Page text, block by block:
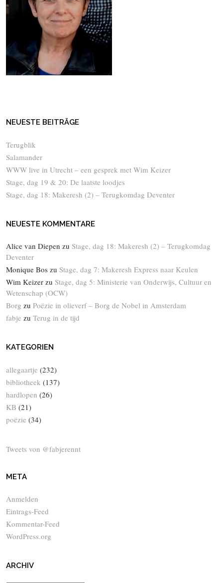
NEUESTE BEITRÄGE
Terugblik
Salamander
WWW live in Utrecht – een gesprek met Wim Keizer
Stage, dag 19 & 20: De laatste loodjes
Stage, dag 18: Makeresh (2) – Terugkomdag Deventer
NEUESTE KOMMENTARE
Alice van Diepen zu Stage, dag 18: Makeresh (2) – Terugkomdag
Deventer
Monique Bos zu Stage, dag 7: Makeresh Express naar Keulen
Wim Keizer zu Stage, dag 5: Ministerie van Onderwijs, Cultuur en
Wetenschap (OCW)
Borg zu Poëzie in olieverf – Borg de Nobel in Amsterdam
fabje zu Terug in de tijd
KATEGORIEN
allegaartje (232)
bibliotheek (137)
hardlopen (26)
KB (21)
poëzie (34)
Tweets von @fabjerennt
META
Anmelden
Eintrags-Feed
Kommentar-Feed
WordPress.org
ARCHIV